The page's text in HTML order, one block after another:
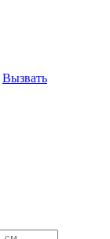
Вызвать